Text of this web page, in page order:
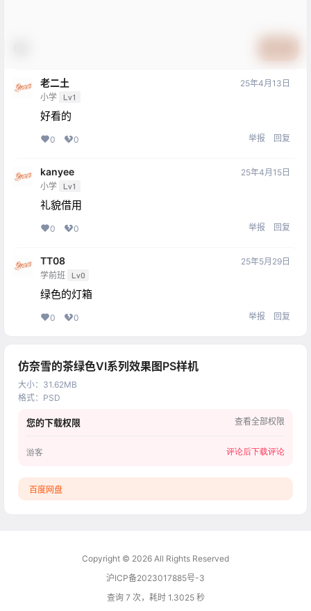
老二土
小学 Lv1
25年4月13日
好看的
0 0 举报 回复
kanyee
小学 Lv1
25年4月15日
礼貌借用
0 0 举报 回复
TT08
学前班 Lv0
25年5月29日
绿色的灯箱
0 0 举报 回复
仿奈雪的茶绿色VI系列效果图PS样机
大小： 31.62MB
格式： PSD
您的下载权限 查看全部权限
游客 评论后下载评论
百度网盘
Copyright © 2026 All Rights Reserved
沪ICP备2023017885号-3
查询 7 次，耗时 1.3025 秒